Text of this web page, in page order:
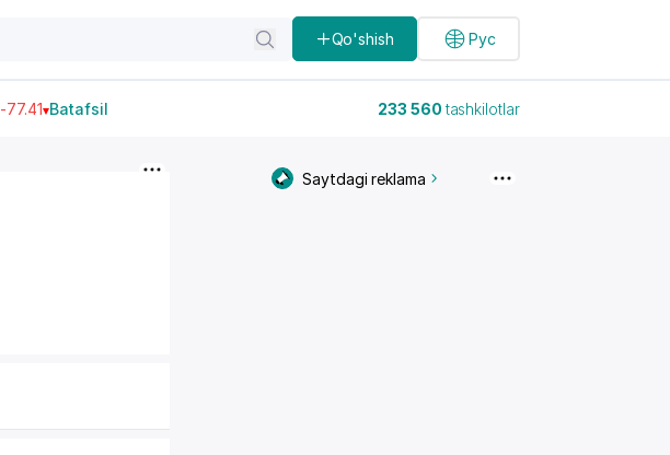
Qo'shish Рус
-77.41 Batafsil 233 560tashkilotlar
Saytdagi reklama